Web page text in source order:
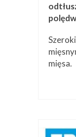
mięsa.